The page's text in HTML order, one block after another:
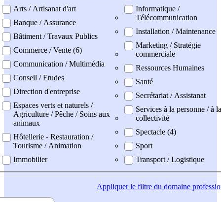
Arts / Artisanat d'art
Banque / Assurance
Bâtiment / Travaux Publics
Commerce / Vente (6)
Communication / Multimédia
Conseil / Etudes
Direction d'entreprise
Espaces verts et naturels /
Agriculture / Pêche / Soins aux
animaux
Hôtellerie - Restauration /
Tourisme / Animation
Immobilier
Informatique /
Télécommunication
Installation / Maintenance
Marketing / Stratégie
commerciale
Ressources Humaines
Santé
Secrétariat / Assistanat
Services à la personne / à la
collectivité
Spectacle (4)
Sport
Transport / Logistique
Appliquerle filtre du domaine